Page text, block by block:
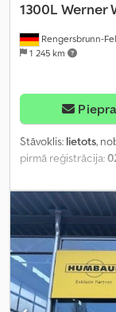
Rengersbrunn-
1 245 km
1300L Werner
Stāvoklis: lietots,
pirmā reģistrācija:
mehānisks,
augstums: 2 900
vietas platums: